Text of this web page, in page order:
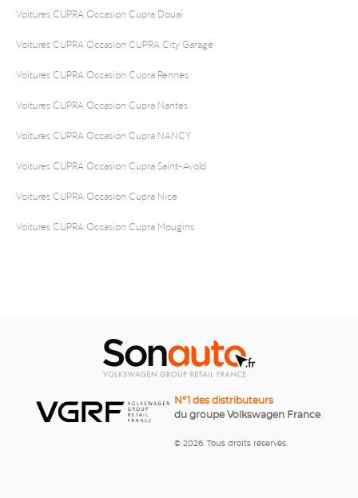
Voitures CUPRA Occasion Cupra Douai
Voitures CUPRA Occasion CUPRA City Garage
Voitures CUPRA Occasion Cupra Rennes
Voitures CUPRA Occasion Cupra Nantes
Voitures CUPRA Occasion Cupra NANCY
Voitures CUPRA Occasion Cupra Saint-Avold
Voitures CUPRA Occasion Cupra Nice
Voitures CUPRA Occasion Cupra Mougins
N°1 des distributeurs
du groupe Volkswagen France
© 2026. Tous droits réservés.